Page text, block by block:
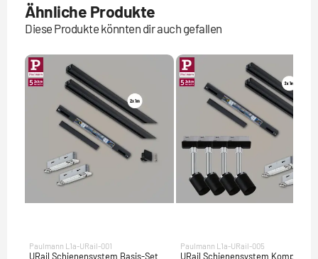
Ähnliche Produkte
Diese Produkte könnten dir auch gefallen
Paulmann L1a-URail-001
URail Schienensystem Basis-Set
Paulmann L1a-URail-005
URail Schienensystem Komplett-